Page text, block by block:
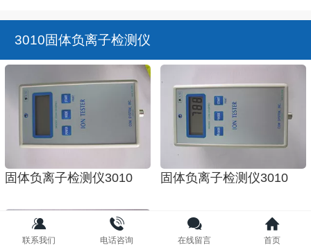
3010固体负离子检测仪
固体负离子检测仪3010 固体负离子检测仪3010
联系我们 电话咨询 在线留言 首页